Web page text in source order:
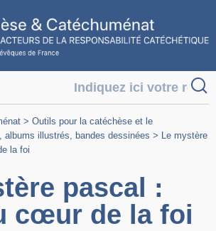
> Outils pour la catéchèse et le
albums illustrés, bandes dessinées > Le mystère
la foi
pascal :
cœur de la foi